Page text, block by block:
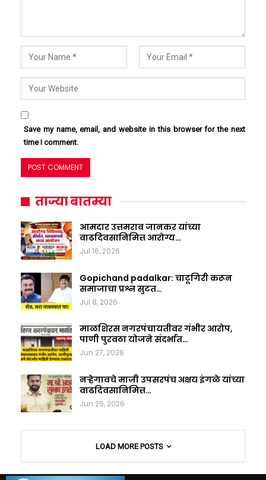
Save my name, email, and website in this browser for the next
time I comment.
ताज्या बातम्या
आमदार उत्तमराव जानकर यांच्या
वाढदिवसानिमित्त आरोग्य…
Jul 16, 2026
Gopichand padalkar: चाटूगिरी करून
समाजाचा प्रश्न सुटत…
Jul 8, 2026
माळशिरस नगरपंचायतीवर गंभीर आरोप,
पाणी पुरवठा योजने संदर्भात…
Jun 27, 2026
नऱ्हेगावचे माजी उपसरपंच अक्षय इंगळे यांच्या
वाढदिवसानिमित्त…
Jun 25, 2026
LOAD MORE POSTS